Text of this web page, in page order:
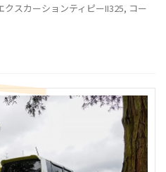
クスカーションティピーII325, コー